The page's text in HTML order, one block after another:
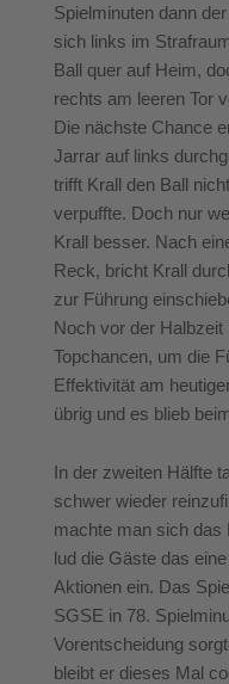
Spielminuten dann
sich links im
Ball quer auf Heim,
rechts am leeren Tor
Die nächste Chance
Jarrar auf links
trifft Krall den Ball
verpuffte. Doch nur
Krall besser. Nach
Reck, bricht Krall
zur Führung
Noch vor der
Topchancen, um die
Effektivität am
übrig und es blieb
In der zweiten Hälfte
schwer wieder
machte man sich das
lud die Gäste das
Aktionen ein. Das
SGSE in 78.
Vorentscheidung
bleibt er dieses Mal